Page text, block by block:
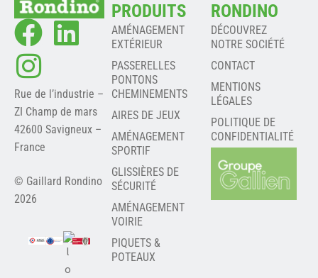
Rue de l’industrie –
ZI Champ de mars
42600 Savigneux –
France
© Gaillard Rondino
2026
PRODUITS
AMÉNAGEMENT
EXTÉRIEUR
PASSERELLES
PONTONS
CHEMINEMENTS
AIRES DE JEUX
AMÉNAGEMENT
SPORTIF
GLISSIÈRES DE
SÉCURITÉ
AMÉNAGEMENT
VOIRIE
PIQUETS &
POTEAUX
RONDINO
DÉCOUVREZ
NOTRE SOCIÉTÉ
CONTACT
MENTIONS
LÉGALES
POLITIQUE DE
CONFIDENTIALITÉ